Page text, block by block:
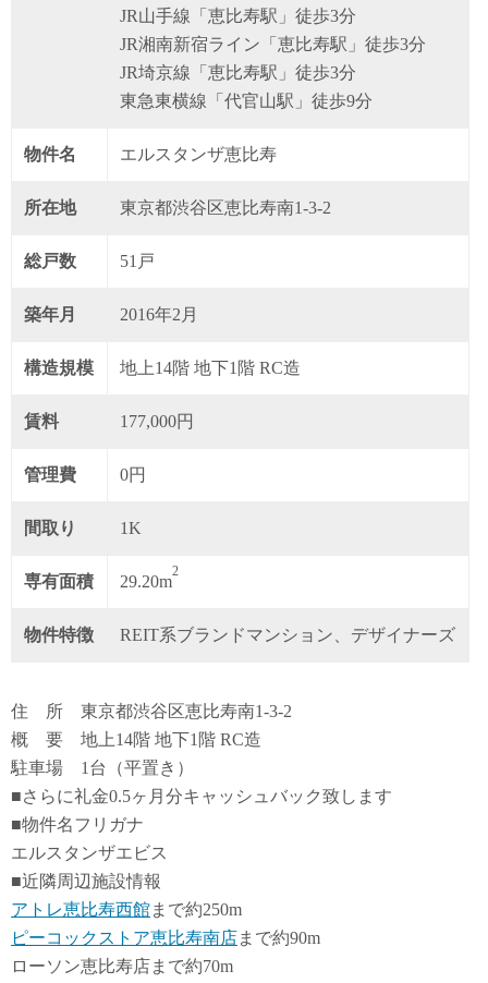
JR山手線「恵比寿駅」徒歩3分
JR湘南新宿ライン「恵比寿駅」徒歩3分
JR埼京線「恵比寿駅」徒歩3分
東急東横線「代官山駅」徒歩9分
物件名 エルスタンザ恵比寿
所在地 東京都渋谷区恵比寿南1-3-2
総戸数 51戸
築年月 2016年2月
構造規模 地上14階 地下1階 RC造
賃料 177,000円
管理費 0円
間取り 1K
専有面積 29.20m
2
物件特徴 REIT系ブランドマンション、デザイナーズ
住 所 東京都渋谷区恵比寿南1-3-2
概 要 地上14階 地下1階 RC造
駐車場 1台（平置き）
■さらに礼金0.5ヶ月分キャッシュバック致します
■物件名フリガナ
エルスタンザエビス
■近隣周辺施設情報
アトレ恵比寿西館まで約250m
ピーコックストア恵比寿南店まで約90m
ローソン恵比寿店まで約70m